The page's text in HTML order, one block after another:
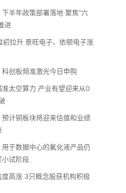
半年政策部署落地 聚焦“六
进
初拉升 景旺电子、依顿电子涨
创板频准激光今日申购
太空算力 产业有望迎来从0
预计铜板块将迎来估值和业绩
用于数据中心的氟化液产品仍
小试阶段
高涨 3只概念股获机构积极